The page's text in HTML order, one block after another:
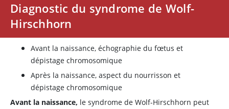
Diagnostic du syndrome de Wolf-
Hirschhorn
Avant la naissance, échographie du fœtus et
dépistage chromosomique
Après la naissance, aspect du nourrisson et
dépistage chromosomique
Avant la naissance, le syndrome de Wolf-Hirschhorn peut